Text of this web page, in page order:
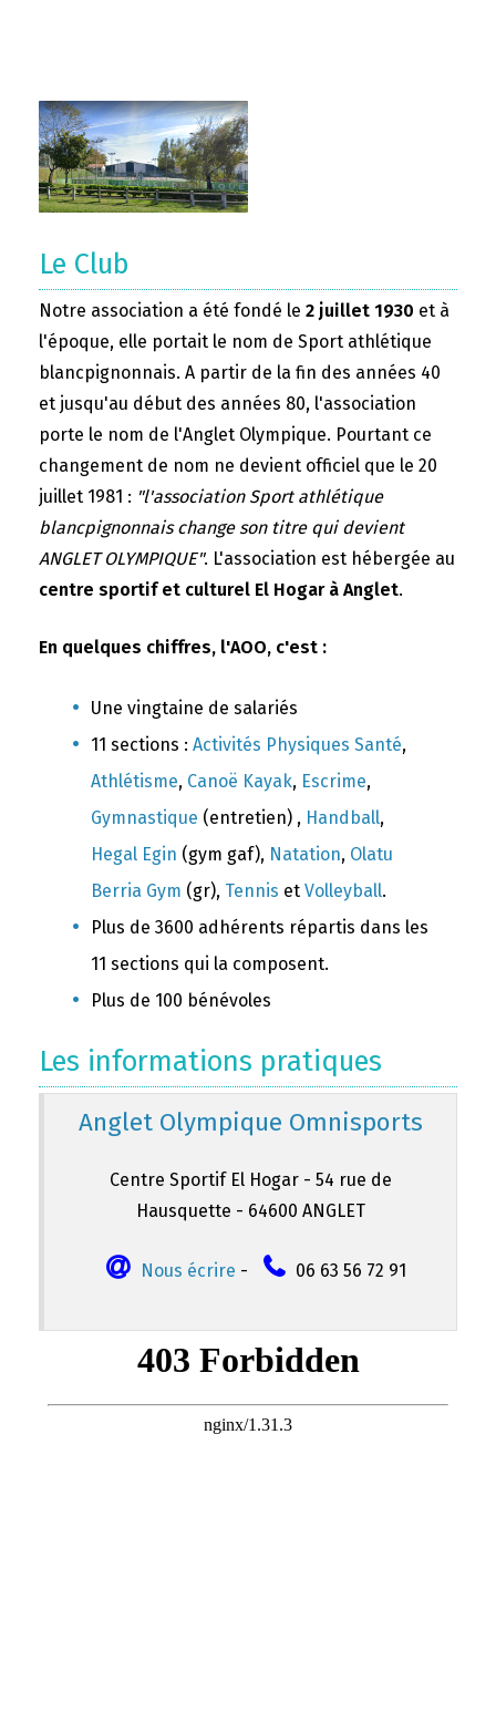
Le Club
Notre association a été fondé le 2 juillet 1930 et à
l'époque, elle portait le nom de Sport athlétique
blancpignonnais. A partir de la fin des années 40
et jusqu'au début des années 80, l'association
porte le nom de l'Anglet Olympique. Pourtant ce
changement de nom ne devient officiel que le 20
juillet 1981 : "l'association Sport athlétique
blancpignonnais change son titre qui devient
ANGLET OLYMPIQUE". L'association est hébergée au
centre sportif et culturel El Hogar à Anglet.
En quelques chiffres, l'AOO, c'est :
Une vingtaine de salariés
11 sections : Activités Physiques Santé,
Athlétisme, Canoë Kayak, Escrime,
Gymnastique (entretien) , Handball,
Hegal Egin (gym gaf), Natation, Olatu
Berria Gym (gr), Tennis et Volleyball.
Plus de 3600 adhérents répartis dans les
11 sections qui la composent.
Plus de 100 bénévoles
Les informations pratiques
Anglet Olympique Omnisports
Centre Sportif El Hogar - 54 rue de
Hausquette - 64600 ANGLET
Nous écrire - 06 63 56 72 91